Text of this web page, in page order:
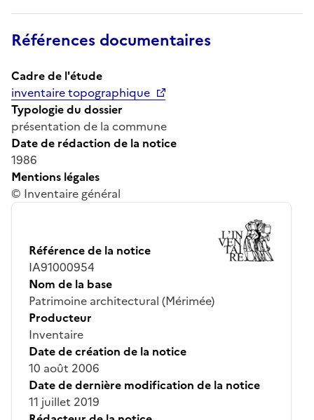
Références documentaires
Cadre de l'étude
inventaire topographique
Typologie du dossier
présentation de la commune
Date de rédaction de la notice
1986
Mentions légales
© Inventaire général
Référence de la notice
IA91000954
Nom de la base
Patrimoine architectural (Mérimée)
Producteur
Inventaire
Date de création de la notice
10 août 2006
Date de dernière modification de la notice
11 juillet 2019